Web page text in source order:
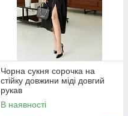
Чорна сукня сорочка на
стійку довжини міді довгий
рукав
В наявності